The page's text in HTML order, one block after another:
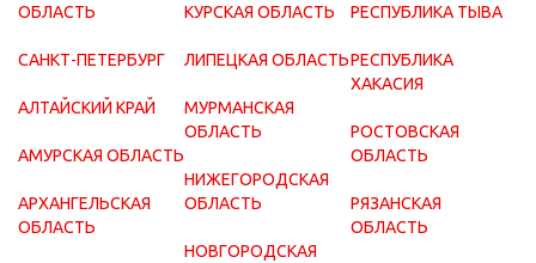
ОБЛАСТЬ
САНКТ-ПЕТЕРБУРГ
АЛТАЙСКИЙ КРАЙ
АМУРСКАЯ ОБЛАСТЬ
АРХАНГЕЛЬСКАЯ
ОБЛАСТЬ
КУРСКАЯ ОБЛАСТЬ
ЛИПЕЦКАЯ ОБЛАСТЬ
МУРМАНСКАЯ
ОБЛАСТЬ
НИЖЕГОРОДСКАЯ
ОБЛАСТЬ
НОВГОРОДСКАЯ
РЕСПУБЛИКА ТЫВА
РЕСПУБЛИКА
ХАКАСИЯ
РОСТОВСКАЯ
ОБЛАСТЬ
РЯЗАНСКАЯ
ОБЛАСТЬ